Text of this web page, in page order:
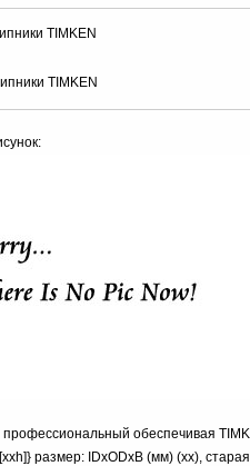
TIMKEN
TIMKEN
обеспечивая
размер: IDxODxB (мм) (xx),